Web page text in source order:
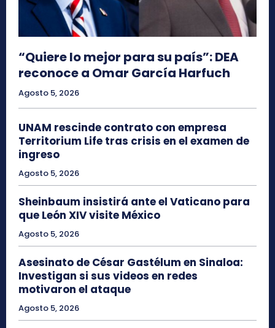
“Quiere lo mejor para su país”: DEA
reconoce a Omar García Harfuch
Agosto 5, 2026
UNAM rescinde contrato con empresa
Territorium Life tras crisis en el examen de
ingreso
Agosto 5, 2026
Sheinbaum insistirá ante el Vaticano para
que León XIV visite México
Agosto 5, 2026
Asesinato de César Gastélum en Sinaloa:
Investigan si sus videos en redes
motivaron el ataque
Agosto 5, 2026